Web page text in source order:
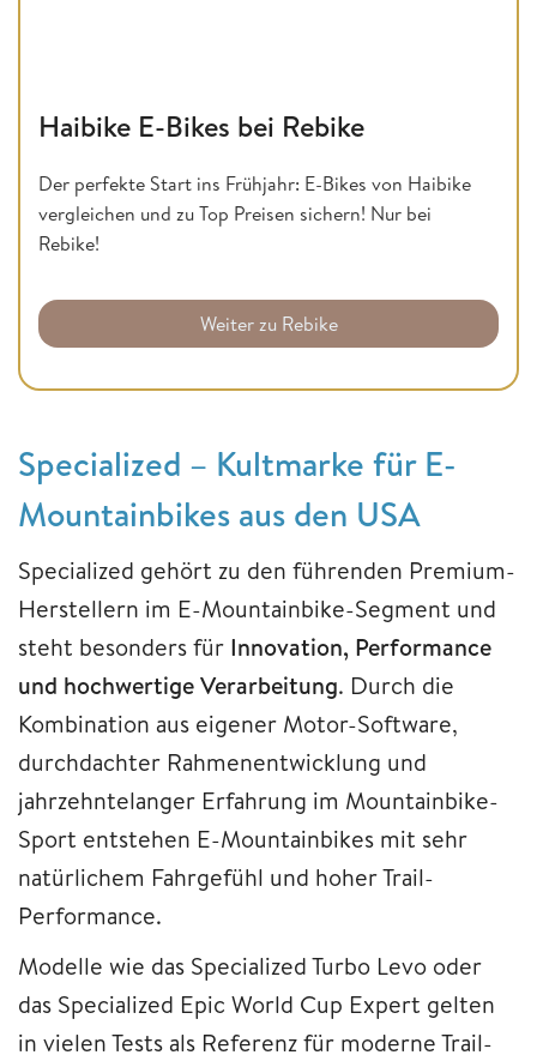
Haibike E-Bikes bei Rebike
Der perfekte Start ins Frühjahr: E-Bikes von Haibike
vergleichen und zu Top Preisen sichern! Nur bei
Rebike!
Weiter zu Rebike
Specialized – Kultmarke für E-
Mountainbikes aus den USA
Specialized gehört zu den führenden Premium-
Herstellern im E-Mountainbike-Segment und
steht besonders für Innovation, Performance
und hochwertige Verarbeitung. Durch die
Kombination aus eigener Motor-Software,
durchdachter Rahmenentwicklung und
jahrzehntelanger Erfahrung im Mountainbike-
Sport entstehen E-Mountainbikes mit sehr
natürlichem Fahrgefühl und hoher Trail-
Performance.
Modelle wie das Specialized Turbo Levo oder
das Specialized Epic World Cup Expert gelten
in vielen Tests als Referenz für moderne Trail-